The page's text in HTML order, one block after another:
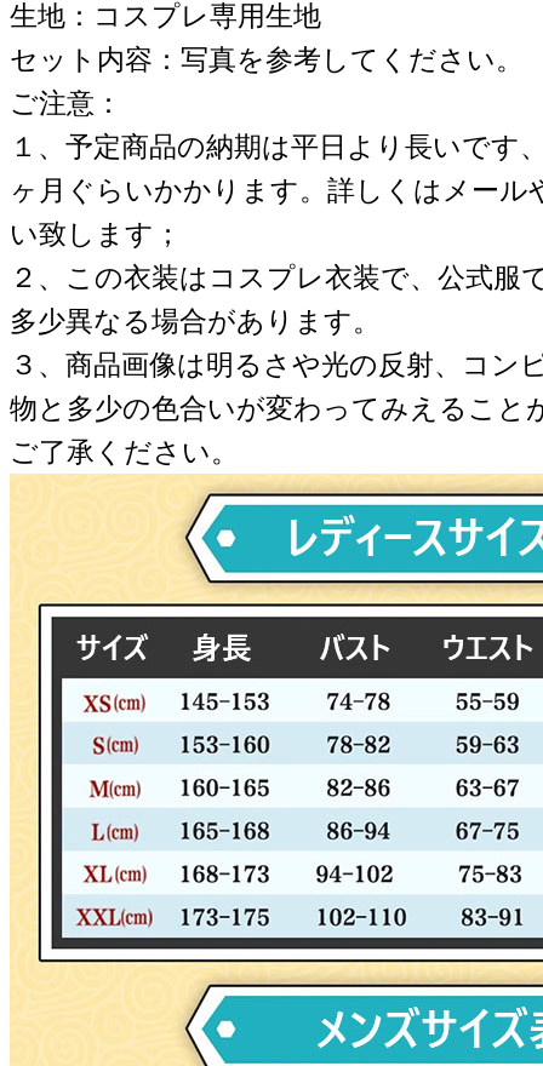
生地：コスプレ専用生地
セット内容：写真を参考してください。
ご注意：
１、予定商品の納期は平日より長いです
ヶ月ぐらいかかります。詳しくはメール
い致します；
２、この衣装はコスプレ衣装で、公式服
多少異なる場合があります。
３、商品画像は明るさや光の反射、コン
物と多少の色合いが変わってみえること
ご了承ください。